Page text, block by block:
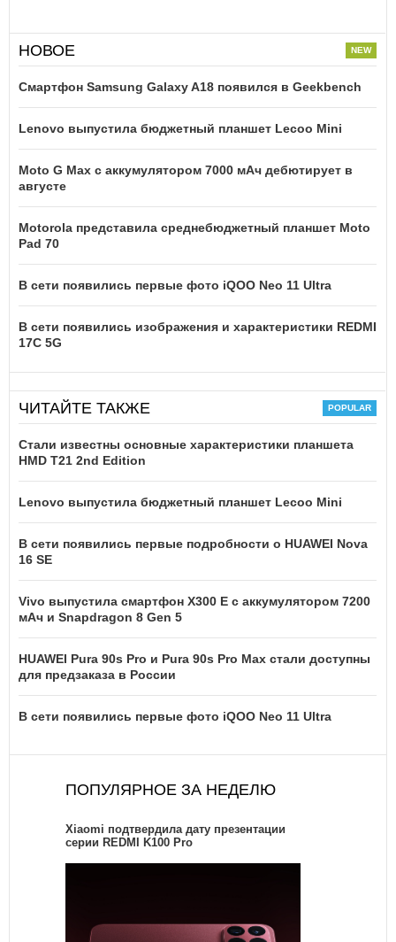
НОВОЕ
Смартфон Samsung Galaxy A18 появился в Geekbench
Lenovo выпустила бюджетный планшет Lecoo Mini
Moto G Max с аккумулятором 7000 мАч дебютирует в
августе
Motorola представила среднебюджетный планшет Moto
Pad 70
В сети появились первые фото iQOO Neo 11 Ultra
В сети появились изображения и характеристики REDMI
17C 5G
ЧИТАЙТЕ ТАКЖЕ
Стали известны основные характеристики планшета
HMD T21 2nd Edition
Lenovo выпустила бюджетный планшет Lecoo Mini
В сети появились первые подробности о HUAWEI Nova
16 SE
Vivo выпустила смартфон X300 E с аккумулятором 7200
мАч и Snapdragon 8 Gen 5
HUAWEI Pura 90s Pro и Pura 90s Pro Max стали доступны
для предзаказа в России
В сети появились первые фото iQOO Neo 11 Ultra
ПОПУЛЯРНОЕ ЗА НЕДЕЛЮ
Xiaomi подтвердила дату презентации
серии REDMI K100 Pro